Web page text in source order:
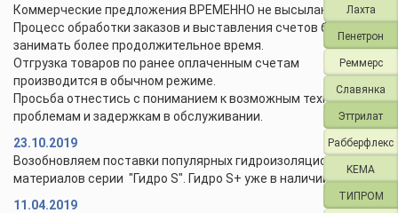
Лахта
Пенетрон
Реммерс
Славянка
Эттрилат
Рабберфлекс
KEMA
ТИПРОМ
Коммерческие предложения ВРЕМЕННО не высылаются.
Процесс обработки заказов и выставления счетов будет
занимать более продолжительное время.
Отгрузка товаров по ранее оплаченным счетам
производится в обычном режиме.
Просьба отнестись с пониманием к возможным техническим
проблемам и задержкам в обслуживании.
23.10.2019
Возобновляем поставки популярных гидроизоляционных
материалов серии "Гидро S". Гидро S+ уже в наличии.
11.04.2019